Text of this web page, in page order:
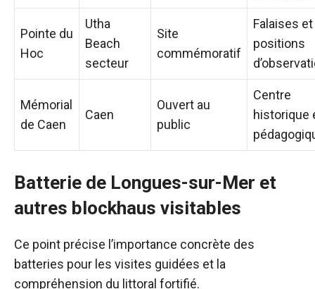
Pointe du
Hoc
Utha
Beach
secteur
Site
commémoratif
Falaises et
positions
Mémorial
de Caen
Caen
Ouvert au
public
Centre
historique
Batterie de Longues-sur-Mer et
autres blockhaus visitables
Ce point précise l’importance concrète des
batteries pour les visites guidées et la
compréhension du littoral fortifié.